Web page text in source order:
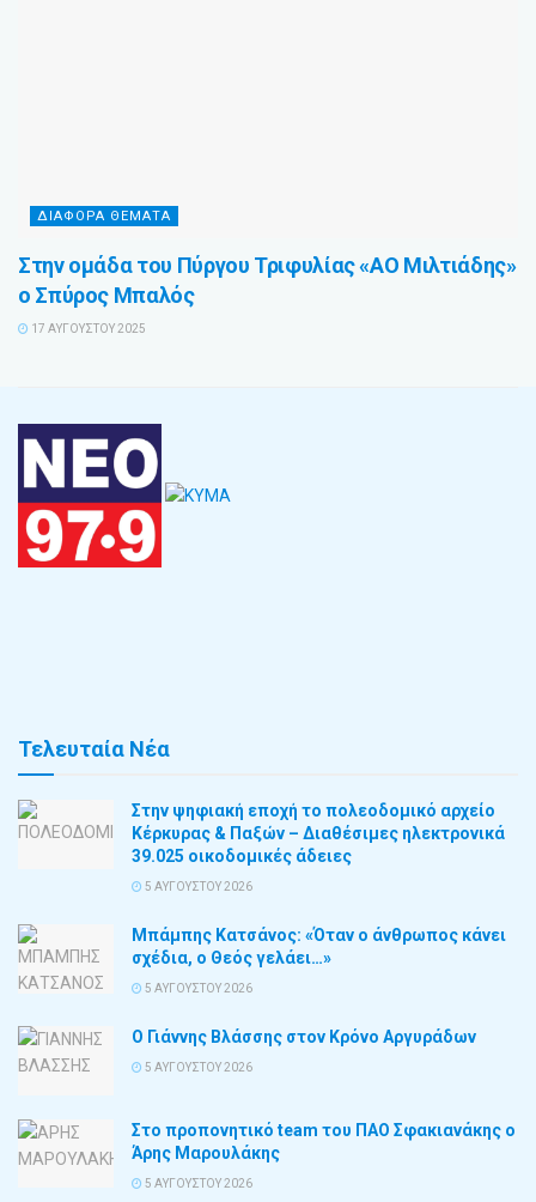
ΔΙΑΦΟΡΑ ΘΕΜΑΤΑ
Στην ομάδα του Πύργου Τριφυλίας «ΑΟ Μιλτιάδης»
ο Σπύρος Μπαλός
17 ΑΥΓΟΎΣΤΟΥ 2025
Τελευταία Νέα
Στην ψηφιακή εποχή το πολεοδομικό αρχείο
Κέρκυρας & Παξών – Διαθέσιμες ηλεκτρονικά
39.025 οικοδομικές άδειες
5 ΑΥΓΟΎΣΤΟΥ 2026
Μπάμπης Κατσάνος: «Όταν ο άνθρωπος κάνει
σχέδια, ο Θεός γελάει…»
5 ΑΥΓΟΎΣΤΟΥ 2026
Ο Γιάννης Βλάσσης στον Κρόνο Αργυράδων
5 ΑΥΓΟΎΣΤΟΥ 2026
Στο προπονητικό team του ΠΑΟ Σφακιανάκης ο
Άρης Μαρουλάκης
5 ΑΥΓΟΎΣΤΟΥ 2026